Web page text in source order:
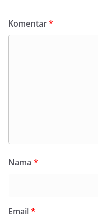
Komentar*
Nama *
Email*